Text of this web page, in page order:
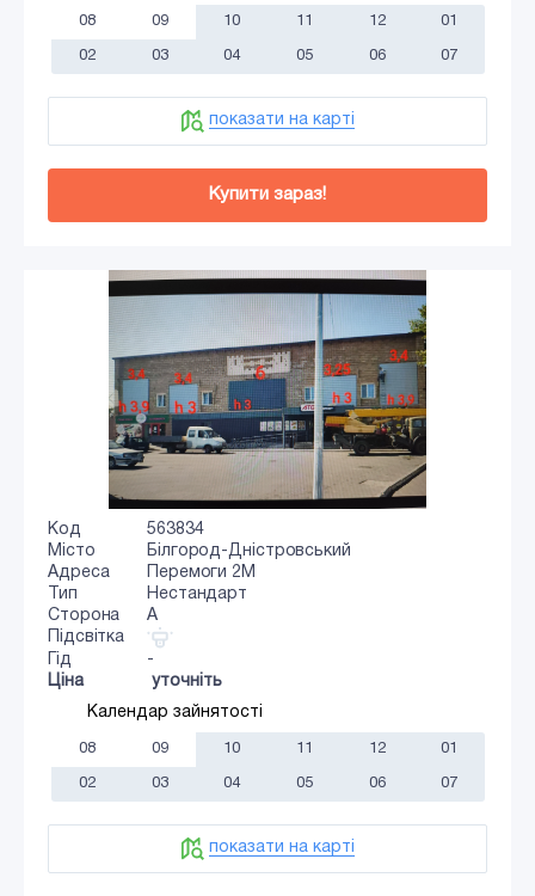
08 09 10 11 12 01
02 03 04 05 06 07
показати на карті
Купити зараз!
Код
563834
Місто
Білгород-Дністровський
Адреса
Перемоги 2М
Тип
Нестандарт
Сторона
A
Підсвітка
Гід
-
Ціна
уточніть
Календар зайнятості
08 09 10 11 12 01
02 03 04 05 06 07
показати на карті